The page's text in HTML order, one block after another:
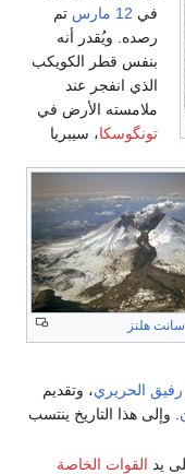
هلنز
في 12 مارس
تم
رصده. ويُقدر أنه
بنفس قطر الكويكب
الذي انفجر عند
ملامسته الأرض في
تونگوسكا، سيبريا
رفيق الحريري، وتقديم
. وإلى هذا التاريخ ينتسب
يد القوات الخاصة